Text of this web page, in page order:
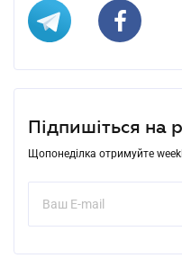
Підпишіться на
Щопонеділка отримуйте